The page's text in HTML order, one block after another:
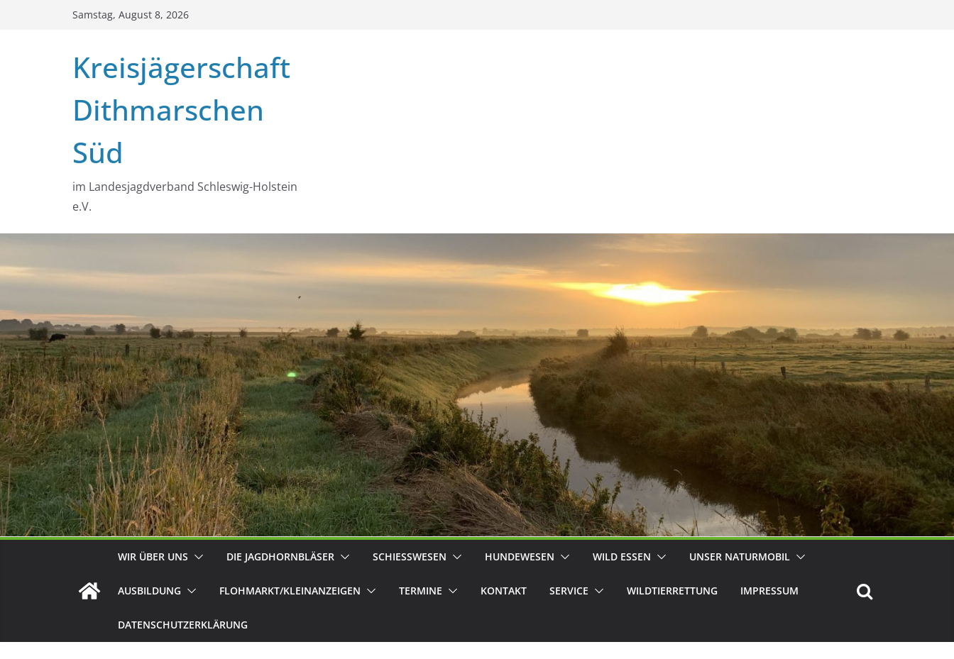
Samstag, August 8, 2026
Kreisjägerschaft
Dithmarschen
Süd
im Landesjagdverband Schleswig-Holstein
e.V.
WIR ÜBER UNS DIE JAGDHORNBLÄSER SCHIESSWESEN HUNDEWESEN WILD ESSEN UNSER NATURMOBIL
AUSBILDUNG FLOHMARKT/KLEINANZEIGEN TERMINE KONTAKT SERVICE WILDTIERRETTUNG IMPRESSUM
DATENSCHUTZERKLÄRUNG